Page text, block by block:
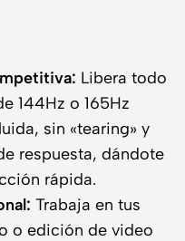
Libera todo
144Hz o 165Hz
sin «tearing» y
respuesta, dándote
rápida.
Trabaja en tus
o edición de video